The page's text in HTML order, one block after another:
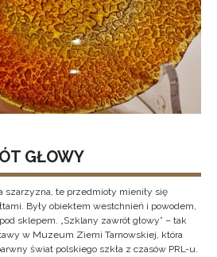
GŁOWY
szarzyzna, te przedmioty mieniły się
Były obiektem westchnień i powodem,
sklepem. „Szklany zawrót głowy” – tak
w Muzeum Ziemi Tarnowskiej, która
świat polskiego szkła z czasów PRL-u.